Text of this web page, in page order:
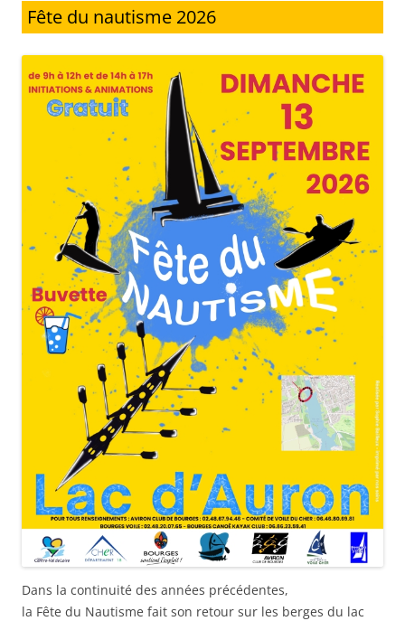
Fête du nautisme 2026
Dans la continuité des années précédentes,
la Fête du Nautisme fait son retour sur les berges du lac